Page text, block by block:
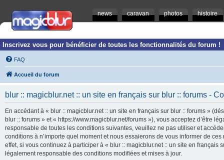
news caravan photos histoire
Inscrivez vous pour bénéficier de toutes les fonctionnalités du forum !
FAQ
Accueil du forum
blur :: magicblur.net :: un site en français sur blur :: forums -
En accédant à « blur :: magicblur.net :: un site en français sur blur :: forums »
blur :: forums » et « https://www.magicblur.net/forums »), vous acceptez d’être
responsable de toutes les conditions suivantes, veuillez ne pas utiliser et
conditions à n’importe quel moment et nous essaierons de vous informer de
effet, si vous continuez à participer à « blur :: magicblur.net :: un site en
légalement responsable des conditions modifiées et mises à jour.